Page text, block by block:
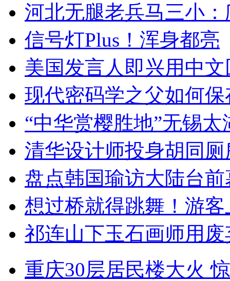
河北无腿老兵马三小
信号灯Plus！浑身都亮
美国发言人即兴用中
现代密码学之父如何
“中华赏樱胜地”无锡
清华设计师投身胡同
盘点韩国瑜访大陆台
想过桥就得跳舞！游客
祁连山下玉石画师用
重庆30层居民楼大火